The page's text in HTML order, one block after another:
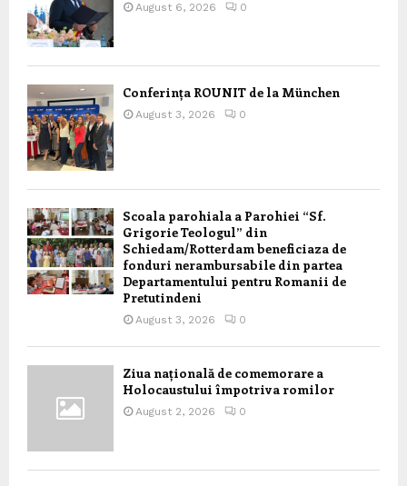
August 6, 2026 0
Conferința ROUNIT de la München
August 3, 2026 0
Scoala parohiala a Parohiei “Sf.
Grigorie Teologul” din
Schiedam/Rotterdam beneficiaza de
fonduri nerambursabile din partea
Departamentului pentru Romanii de
Pretutindeni
August 3, 2026 0
Ziua națională de comemorare a
Holocaustului împotriva romilor
August 2, 2026 0